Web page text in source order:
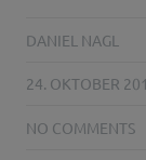
DANIEL NAGL
24. OKTOBER
NO COMMENTS